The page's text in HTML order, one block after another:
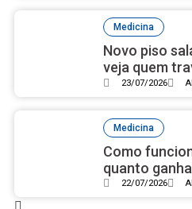
Medicina
Novo piso
veja quem
proposta
23/07/2026
Medicina
Como
quanto
22/07/2026